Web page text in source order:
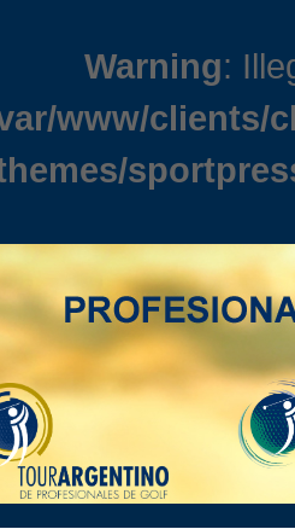
Warning:
www/clients/